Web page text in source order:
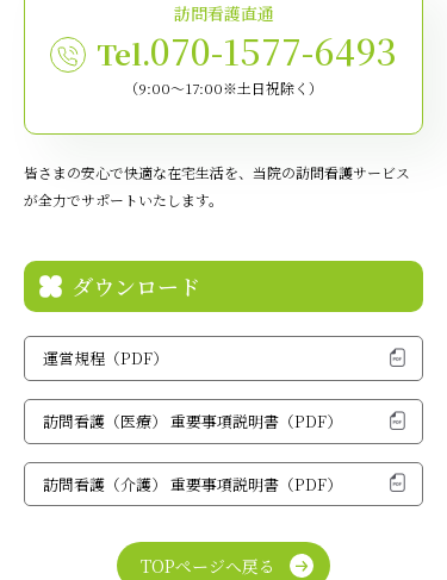
訪問看護直通
Tel.070-1577-6493
（9:00～17:00※土日祝除く）
皆さまの安心で快適な在宅生活を、当院の訪問看護サービス
が全力でサポートいたします。
ダウンロード
運営規程（PDF）
訪問看護（医療） 重要事項説明書（PDF）
訪問看護（介護） 重要事項説明書（PDF）
TOPページへ戻る